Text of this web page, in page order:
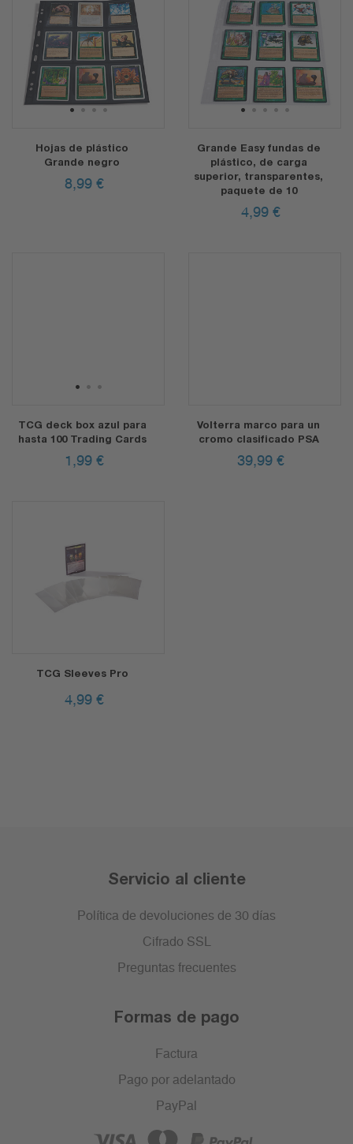
1234
Hojas de plástico
Grande negro
8,99 €
1 2345
Grande Easy fundas de
plástico, de carga
superior, transparentes,
paquete de 10
4,99 €
1 2 3
TCG deck box azul para
hasta 100 Trading Cards
1,99 €
Volterra marco para un
cromo clasificado PSA
39,99 €
TCG Sleeves Pro
4,99 €
Servicio al cliente
Política de devoluciones de 30 días
Cifrado SSL
Preguntas frecuentes
Formas de pago
Factura
Pago por adelantado
PayPal